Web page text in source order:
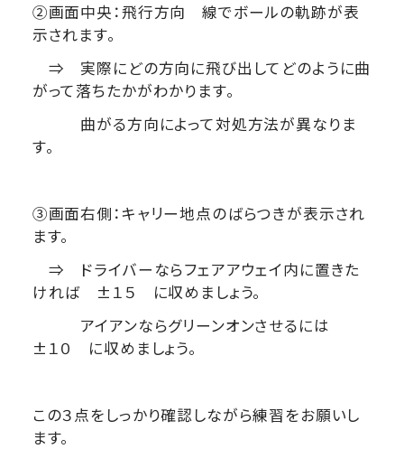
②画面中央：飛行方向 線でボールの軌跡が表
示されます。
⇒ 実際にどの方向に飛び出してどのように曲
がって落ちたかがわかります。
曲がる方向によって対処方法が異なりま
す。
③画面右側：キャリー地点のばらつきが表示され
ます。
⇒ ドライバーならフェアアウェイ内に置きた
ければ ±１５ に収めましょう。
アイアンならグリーンオンさせるには
±１０ に収めましょう。
この３点をしっかり確認しながら練習をお願いし
ます。